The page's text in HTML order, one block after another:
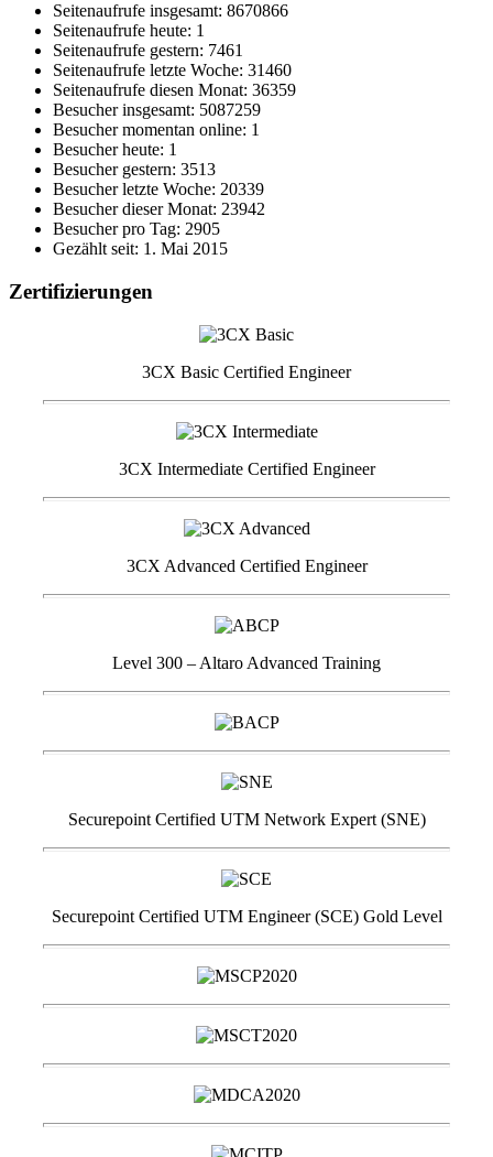
Seitenaufrufe insgesamt: 8670866
Seitenaufrufe heute: 1
Seitenaufrufe gestern: 7461
Seitenaufrufe letzte Woche: 31460
Seitenaufrufe diesen Monat: 36359
Besucher insgesamt: 5087259
Besucher momentan online: 1
Besucher heute: 1
Besucher gestern: 3513
Besucher letzte Woche: 20339
Besucher dieser Monat: 23942
Besucher pro Tag: 2905
Gezählt seit: 1. Mai 2015
Zertifizierungen
3CX Basic Certified Engineer
3CX Intermediate Certified Engineer
3CX Advanced Certified Engineer
Level 300 – Altaro Advanced Training
Securepoint Certified UTM Network Expert (SNE)
Securepoint Certified UTM Engineer (SCE) Gold Level